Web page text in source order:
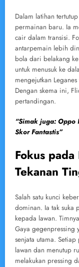
Dalam latihan
permainan baru. Ia
cair dalam transisi.
antarpemain lebih
bola dari belakang
untuk menusuk ke
mengejutkan
Dengan skema ini,
pertandingan.
“Simak juga:
Skor Fantastis”
Fokus pada
Tekanan
Salah satu kunci
dominan. Ia tak suka
kepada lawan.
Gaya gegenpressing
senjata utama.
lawan dan menutup
melakukan pressing